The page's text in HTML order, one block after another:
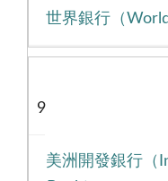
世界銀行（World
9
美洲開發銀行（